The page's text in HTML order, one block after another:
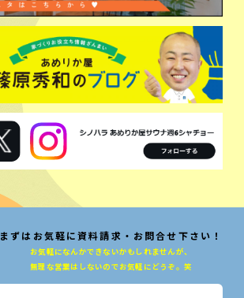
まずはお気軽に資料請求・お問合せ下さい！
お気軽になんかできないかもしれませんが、
無理な営業はしないのでお気軽にどうぞ。笑